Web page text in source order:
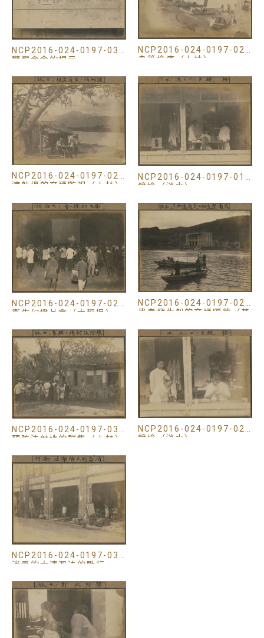
NCP2016-024-0197-033
警察命令的揭示
NCP2016-024-0197-026
舟筏檢疫（士林）
NCP2016-024-0197-028
渡船場的交通監視（士林）
NCP2016-024-0197-019
鏡檢（淡水）
NCP2016-024-0197-029
衛生幻燈片會（大稻埕）
NCP2016-024-0197-027
患者發生船的交通隔離（基
NCP2016-024-0197-031
預防注射地的群集（士林）
NCP2016-024-0197-020
鏡檢（淡水）
NCP2016-024-0197-035
消毒的大清潔法的勵行